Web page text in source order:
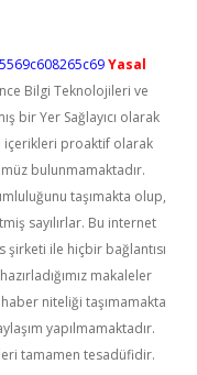
Yasal
Bilgi Teknolojileri ve
bir Yer Sağlayıcı olarak
içerikleri proaktif olarak
bulunmamaktadır.
taşımakta olup,
sayılırlar. Bu internet
şirketi ile hiçbir bağlantısı
makaleler
niteliği taşımamakta
yapılmamaktadır.
tamamen tesadüfidir.